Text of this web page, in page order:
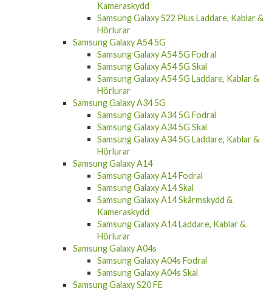
Kameraskydd
Samsung Galaxy S22 Plus Laddare, Kablar &
Hörlurar
Samsung Galaxy A54 5G
Samsung Galaxy A54 5G Fodral
Samsung Galaxy A54 5G Skal
Samsung Galaxy A54 5G Laddare, Kablar &
Hörlurar
Samsung Galaxy A34 5G
Samsung Galaxy A34 5G Fodral
Samsung Galaxy A34 5G Skal
Samsung Galaxy A34 5G Laddare, Kablar &
Hörlurar
Samsung Galaxy A14
Samsung Galaxy A14 Fodral
Samsung Galaxy A14 Skal
Samsung Galaxy A14 Skärmskydd &
Kameraskydd
Samsung Galaxy A14 Laddare, Kablar &
Hörlurar
Samsung Galaxy A04s
Samsung Galaxy A04s Fodral
Samsung Galaxy A04s Skal
Samsung Galaxy S20 FE